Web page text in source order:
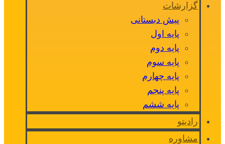
گزارشات
پیش دبستانی
پایه اول
پایه دوم
پایه سوم
پایه چهارم
پایه پنجم
پایه ششم
رادیتو
مشاوره